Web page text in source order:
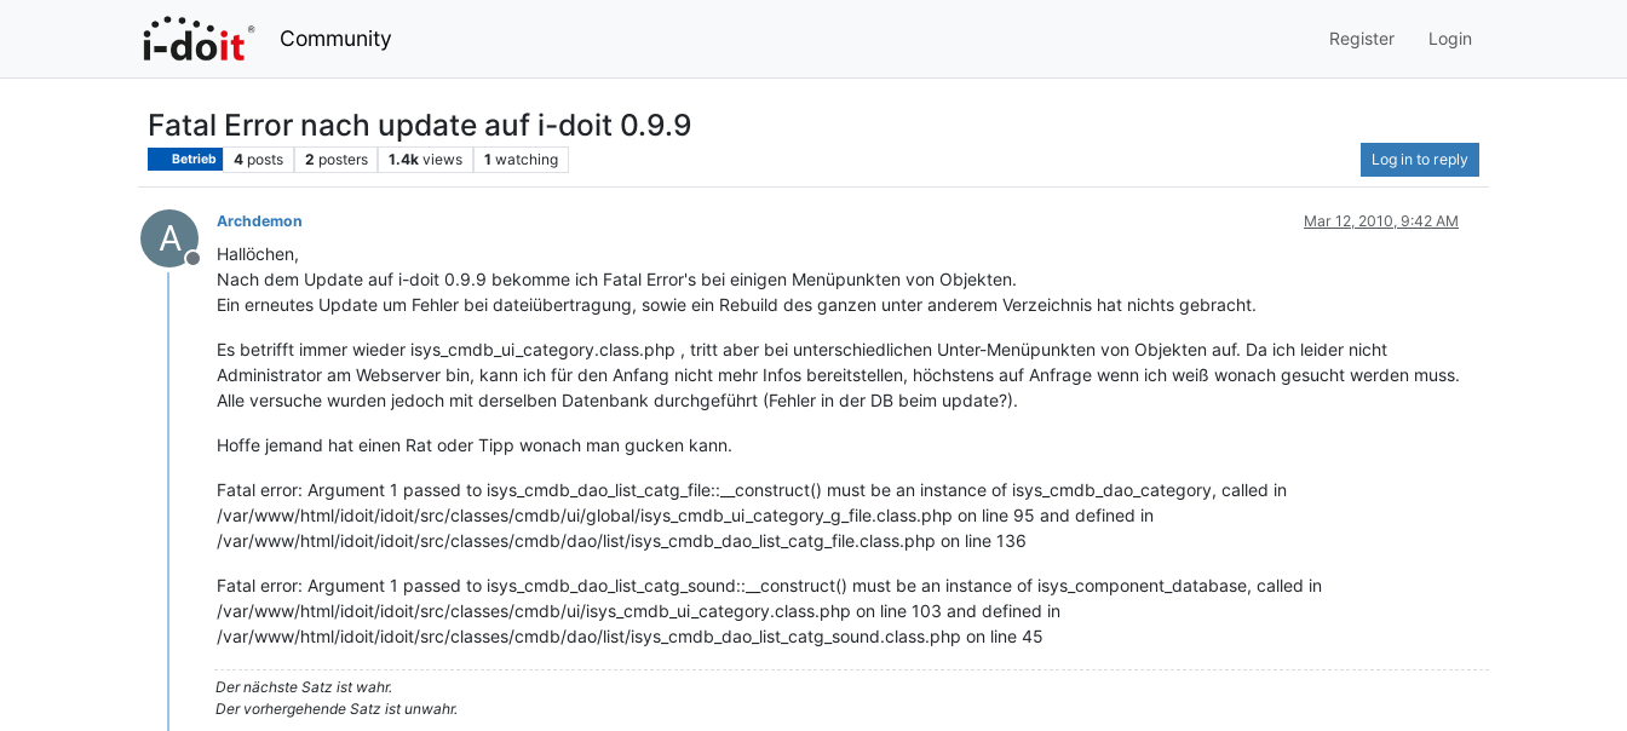
Community Register Login
Fatal Error nach update auf i-doit 0.9.9
Betrieb 4 posts 2 posters 1.4k views 1 watching Log in to reply
A
Offline
Archdemon Mar 12, 2010, 9:42 AM
Hallöchen,
Nach dem Update auf i-doit 0.9.9 bekomme ich Fatal Error's bei einigen Menüpunkten von Objekten.
Ein erneutes Update um Fehler bei dateiübertragung, sowie ein Rebuild des ganzen unter anderem Verzeichnis hat nichts gebracht.
Es betrifft immer wieder isys_cmdb_ui_category.class.php , tritt aber bei unterschiedlichen Unter-Menüpunkten von Objekten auf. Da ich leider nicht
Administrator am Webserver bin, kann ich für den Anfang nicht mehr Infos bereitstellen, höchstens auf Anfrage wenn ich weiß wonach gesucht werden muss.
Alle versuche wurden jedoch mit derselben Datenbank durchgeführt (Fehler in der DB beim update?).
Hoffe jemand hat einen Rat oder Tipp wonach man gucken kann.
Fatal error: Argument 1 passed to isys_cmdb_dao_list_catg_file::__construct() must be an instance of isys_cmdb_dao_category, called in
/var/www/html/idoit/idoit/src/classes/cmdb/ui/global/isys_cmdb_ui_category_g_file.class.php on line 95 and defined in
/var/www/html/idoit/idoit/src/classes/cmdb/dao/list/isys_cmdb_dao_list_catg_file.class.php on line 136
Fatal error: Argument 1 passed to isys_cmdb_dao_list_catg_sound::__construct() must be an instance of isys_component_database, called in
/var/www/html/idoit/idoit/src/classes/cmdb/ui/isys_cmdb_ui_category.class.php on line 103 and defined in
/var/www/html/idoit/idoit/src/classes/cmdb/dao/list/isys_cmdb_dao_list_catg_sound.class.php on line 45
Der nächste Satz ist wahr.
Der vorhergehende Satz ist unwahr.